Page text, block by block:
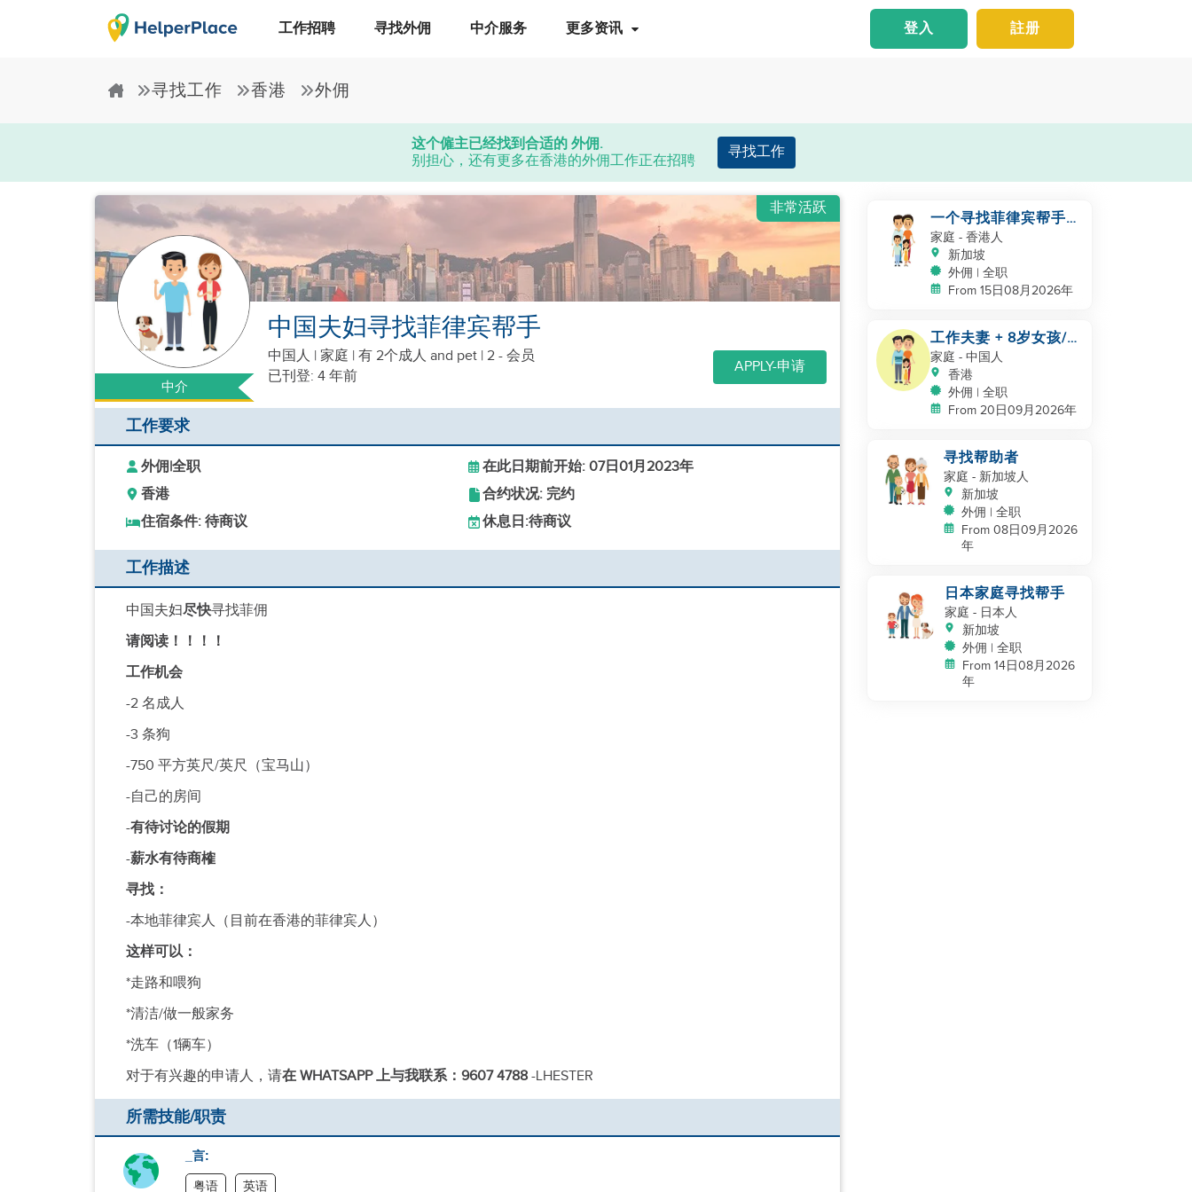
工作招聘 寻找外佣 中介服务 更多资讯 註册
登入
寻找工作 香港 外佣
这个僱主已经找到合适的 外佣.
别担心，还有更多在香港的外佣工作正在招聘
寻找工作
中介
非常活跃
中国夫妇寻找菲律宾帮手
中国人 | 家庭 | 有 2个成人 and pet | 2 - 会员
已刊登: 4 年前
APPLY-申请
工作要求
外佣|全职
在此日期前开始: 07日01月2023年
香港
合约状况: 完约
住宿条件: 待商议
休息日:待商议
工作描述
中国夫妇尽快寻找菲佣
请阅读！！！！
工作机会
-2 名成人
-3 条狗
-750 平方英尺/英尺（宝马山）
-自己的房间
-有待讨论的假期
-薪水有待商榷
寻找：
-本地菲律宾人（目前在香港的菲律宾人）
这样可以：
*走路和喂狗
*清洁/做一般家务
*洗车（1辆车）
对于有兴趣的申请人，请在 WHATSAPP 上与我联系：9607 4788 -LHESTER
所需技能/职责
_言:
粤语 英语
一个寻找菲律宾帮手的
四口之家
家庭 - 香港人
新加坡
外佣 | 全职
From 15日08月2026年
工作夫妻 + 8岁女孩/
自有房间和厕所/
5500-6000
家庭 - 中国人
香港
外佣 | 全职
From 20日09月2026年
寻找帮助者
家庭 - 新加坡人
新加坡
外佣 | 全职
From 08日09月2026
年
日本家庭寻找帮手
家庭 - 日本人
新加坡
外佣 | 全职
From 14日08月2026
年